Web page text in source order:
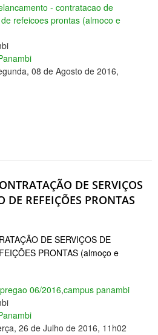
- contratacao de
refeicoes prontas (almoco e
08 de Agosto de 2016,
DE SERVIÇOS
DE REFEIÇÕES PRONTAS
DE SERVIÇOS DE
PRONTAS (almoço e
pregao 06/2016,campus panambi
26 de Julho de 2016, 11h02